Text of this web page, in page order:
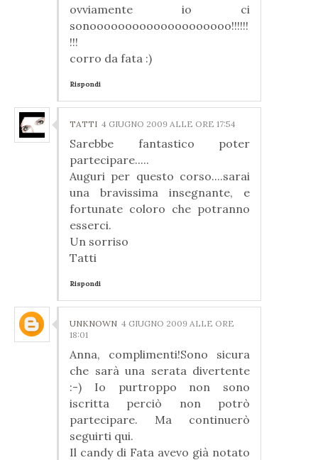
ovviamente io ci
sonoooooooooooooooooooo!!!!!!
!!!
corro da fata :)
Rispondi
TATTI 4 GIUGNO 2009 ALLE ORE 17:54
Sarebbe fantastico poter
partecipare.....
Auguri per questo corso....sarai
una bravissima insegnante, e
fortunate coloro che potranno
esserci.
Un sorriso
Tatti
Rispondi
UNKNOWN 4 GIUGNO 2009 ALLE ORE
18:01
Anna, complimenti!Sono sicura
che sarà una serata divertente
:-) Io purtroppo non sono
iscritta perciò non potrò
partecipare. Ma continuerò
seguirti qui.
Il candy di Fata avevo già notato